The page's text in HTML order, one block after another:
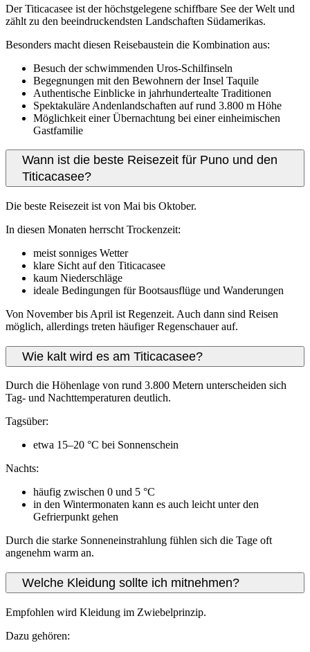
Der Titicacasee ist der höchstgelegene schiffbare See der Welt und
zählt zu den beeindruckendsten Landschaften Südamerikas.
Besonders macht diesen Reisebaustein die Kombination aus:
Besuch der schwimmenden Uros-Schilfinseln
Begegnungen mit den Bewohnern der Insel Taquile
Authentische Einblicke in jahrhundertealte Traditionen
Spektakuläre Andenlandschaften auf rund 3.800 m Höhe
Möglichkeit einer Übernachtung bei einer einheimischen
Gastfamilie
Wann ist die beste Reisezeit für Puno und den
Titicacasee?
Die beste Reisezeit ist von Mai bis Oktober.
In diesen Monaten herrscht Trockenzeit:
meist sonniges Wetter
klare Sicht auf den Titicacasee
kaum Niederschläge
ideale Bedingungen für Bootsausflüge und Wanderungen
Von November bis April ist Regenzeit. Auch dann sind Reisen
möglich, allerdings treten häufiger Regenschauer auf.
Wie kalt wird es am Titicacasee?
Durch die Höhenlage von rund 3.800 Metern unterscheiden sich
Tag- und Nachttemperaturen deutlich.
Tagsüber:
etwa 15–20 °C bei Sonnenschein
Nachts:
häufig zwischen 0 und 5 °C
in den Wintermonaten kann es auch leicht unter den
Gefrierpunkt gehen
Durch die starke Sonneneinstrahlung fühlen sich die Tage oft
angenehm warm an.
Welche Kleidung sollte ich mitnehmen?
Empfohlen wird Kleidung im Zwiebelprinzip.
Dazu gehören: